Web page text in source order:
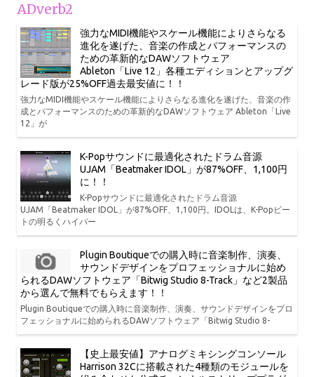
ADverb2
強力なMIDI機能やスケール機能によりさらなる
進化を遂げた、音楽の作成とパフォーマンスの
ための革新的なDAWソフトウェア
Ableton「Live 12」各種エディションとアップグ
レード版が25%OFF過去最安値に！！
強力なMIDI機能やスケール機能によりさらなる進化を遂げた、音楽の作
成とパフォーマンスのための革新的なDAWソフトウェア Ableton「Live
12」が
K-Popサウンドに最適化されたドラム音源
UJAM「Beatmaker IDOL」が87%OFF、1,100円
に！！
K-Popサウンドに最適化されたドラム音源
UJAM「Beatmaker IDOL」が87%OFF、1,100円。IDOLは、K-Popビー
トの明るくハイパー
Plugin Boutiqueでの購入時に音楽制作、演奏、
サウンドデザインをプロフェッショナルに始め
られるDAWソフトウェア「Bitwig Studio 8-Track」など2製品
から選んで無料でもらえます！！
Plugin Boutiqueでの購入時に音楽制作、演奏、サウンドデザインをプロ
フェッショナルに始められるDAWソフトウェア「Bitwig Studio 8-
【史上最安値】アナログミキシングコンソール
Harrison 32Cに搭載された4種類のモジュールを